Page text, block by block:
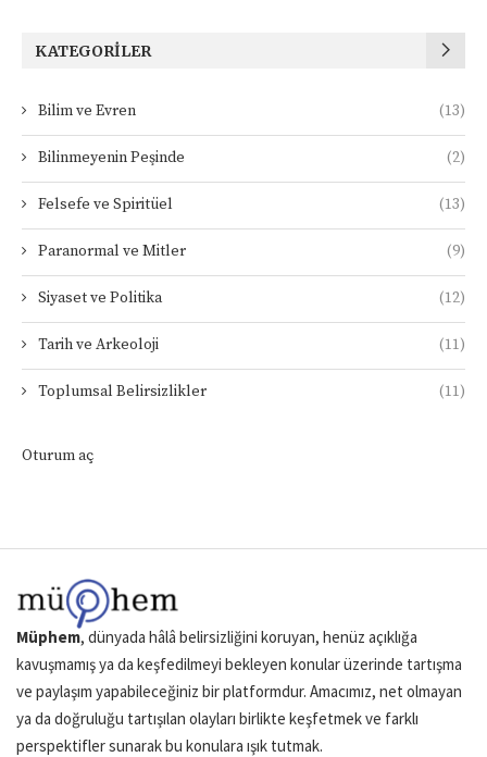
KATEGORILER
Bilim ve Evren (13)
Bilinmeyenin Peşinde (2)
Felsefe ve Spiritüel (13)
Paranormal ve Mitler (9)
Siyaset ve Politika (12)
Tarih ve Arkeoloji (11)
Toplumsal Belirsizlikler (11)
Oturum aç
Müphem, dünyada hâlâ belirsizliğini koruyan, henüz açıklığa
kavuşmamış ya da keşfedilmeyi bekleyen konular üzerinde tartışma
ve paylaşım yapabileceğiniz bir platformdur. Amacımız, net olmayan
ya da doğruluğu tartışılan olayları birlikte keşfetmek ve farklı
perspektifler sunarak bu konulara ışık tutmak.